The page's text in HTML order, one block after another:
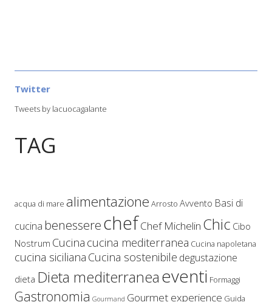
Twitter
Tweets by lacuocagalante
TAG
acqua di mare alimentazione Arrosto Avvento Basi di
cucina benesserechefChef Michelin Chic Cibo
Nostrum Cucina cucina mediterranea Cucina napoletana
cucina siciliana Cucina sostenibile degustazione
dieta Dieta mediterraneaeventi Formaggi
Gastronomia Gourmand Gourmet experience Guida